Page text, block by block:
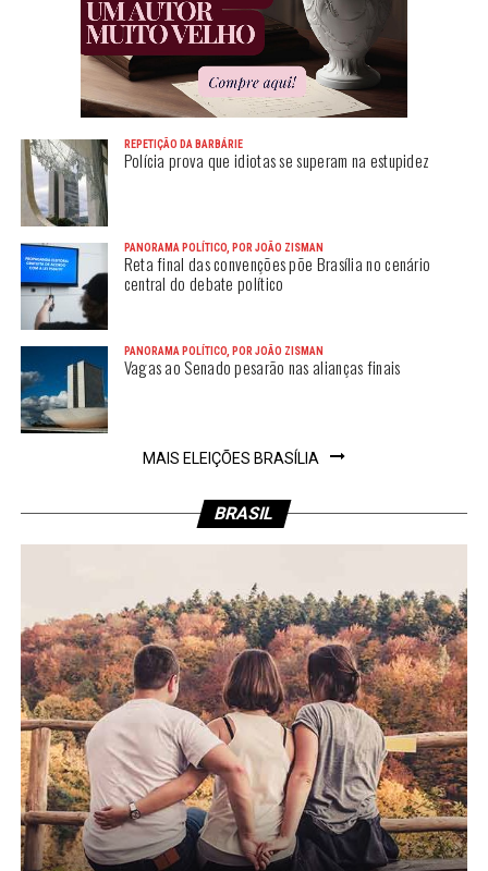
REPETIÇÃO DA BARBÁRIE
Polícia prova que idiotas se superam na estupidez
PANORAMA POLÍTICO, POR JOÃO ZISMAN
Reta final das convenções põe Brasília no cenário
central do debate político
PANORAMA POLÍTICO, POR JOÃO ZISMAN
Vagas ao Senado pesarão nas alianças finais
MAIS ELEIÇÕES BRASÍLIA
BRASIL